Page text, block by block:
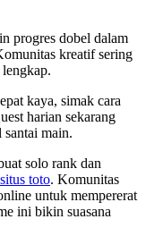
progres dobel dalam
kreatif sering
kaya, simak cara
harian sekarang
santai main.
solo rank dan
situs toto. Komunitas
untuk mempererat
ini bikin suasana